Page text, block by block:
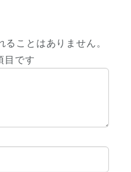
ことはありません。
目です